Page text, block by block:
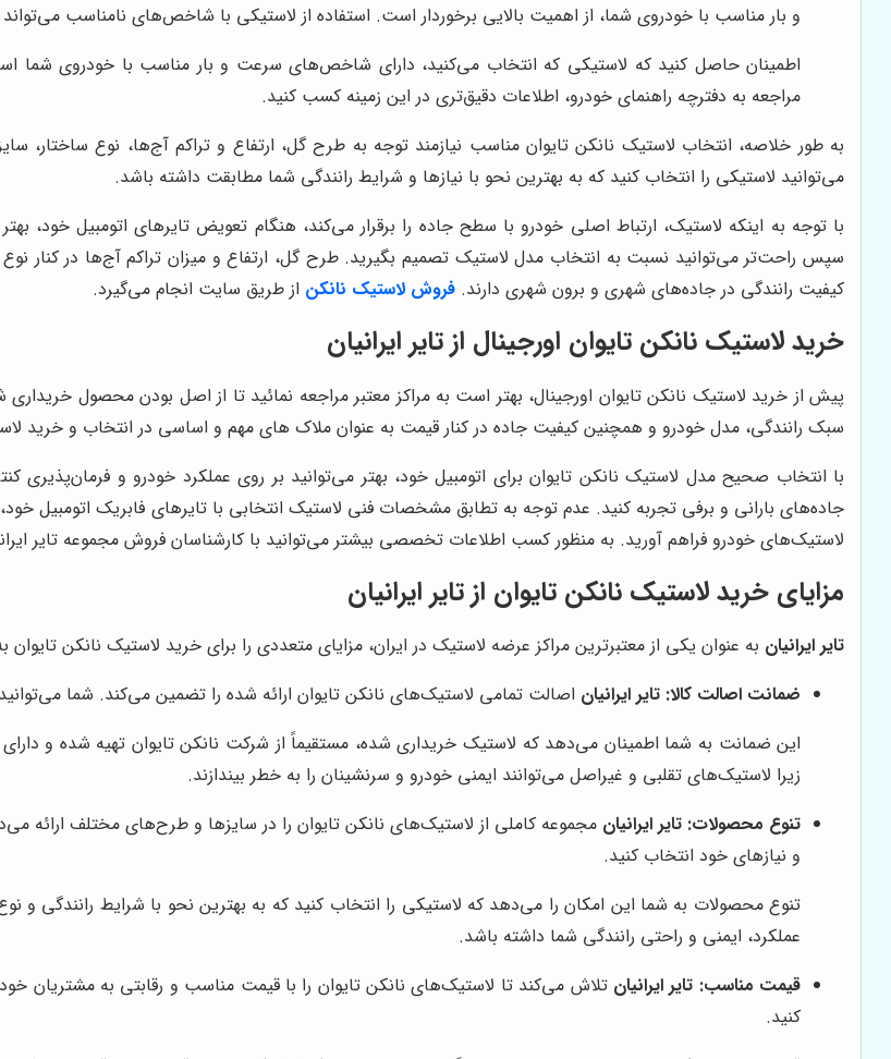
و بار مناسب با خودروی شما، از اهمیت بالایی برخوردار است. استفاده از لاستیکی با شاخص‌های نامناسب
اطمینان حاصل کنید که لاستیکی که انتخاب می‌کنید، دارای شاخص‌های سرعت و بار مناسب با خودروی شما
مراجعه به دفترچه راهنمای خودرو، اطلاعات دقیق‌تری در این زمینه کسب کنید.
به طور خلاصه، انتخاب لاستیک نانکن تایوان مناسب نیازمند توجه به طرح گل، ارتفاع و تراکم آج‌ها، نوع
می‌توانید لاستیکی را انتخاب کنید که به بهترین نحو با نیازها و شرایط رانندگی شما مطابقت داشته باشد.
با توجه به اینکه لاستیک، ارتباط اصلی خودرو با سطح جاده را برقرار می‌کند، هنگام تعویض تایرهای اتومبیل خود،
سپس راحت‌تر می‌توانید نسبت به انتخاب مدل لاستیک تصمیم بگیرید. طرح گل، ارتفاع و میزان تراکم آج‌ها در کنار نوع
کیفیت رانندگی در جاده‌های شهری و برون شهری دارند. فروش لاستیک نانکن از طریق سایت انجام می‌گیرد.
خرید لاستیک نانکن تایوان اورجینال از تایر ایرانیان
پیش از خرید لاستیک نانکن تایوان اورجینال، بهتر است به مراکز معتبر مراجعه نمائید تا از اصل بودن محصول
سبک رانندگی، مدل خودرو و همچنین کیفیت جاده در کنار قیمت به عنوان ملاک های مهم و اساسی در انتخاب و خرید
با انتخاب صحیح مدل لاستیک نانکن تایوان برای اتومبیل خود، بهتر می‌توانید بر روی عملکرد خودرو و فرمان‌پذیری
جاده‌های بارانی و برفی تجربه کنید. عدم توجه به تطابق مشخصات فنی لاستیک انتخابی با تایرهای فابریک اتومبیل
لاستیک‌های خودرو فراهم آورید. به منظور کسب اطلاعات تخصصی بیشتر می‌توانید با کارشناسان فروش مجموعه تایر
مزایای خرید لاستیک نانکن تایوان از تایر ایرانیان
تایر ایرانیان به عنوان یکی از معتبرترین مراکز عرضه لاستیک در ایران، مزایای متعددی را برای خرید لاستیک نانکن تایوان
ضمانت اصالت کالا: تایر ایرانیان اصالت تمامی لاستیک‌های نانکن تایوان ارائه شده را تضمین می‌کند. شما
این ضمانت به شما اطمینان می‌دهد که لاستیک خریداری شده، مستقیماً از شرکت نانکن تایوان تهیه شده و
زیرا لاستیک‌های تقلبی و غیراصل می‌توانند ایمنی خودرو و سرنشینان را به خطر بیندازند.
تنوع محصولات: تایر ایرانیان مجموعه کاملی از لاستیک‌های نانکن تایوان را در سایزها و طرح‌های مختلف ارائه
و نیازهای خود انتخاب کنید.
تنوع محصولات به شما این امکان را می‌دهد که لاستیکی را انتخاب کنید که به بهترین نحو با شرایط رانندگی و
عملکرد، ایمنی و راحتی رانندگی شما داشته باشد.
قیمت مناسب: تایر ایرانیان تلاش می‌کند تا لاستیک‌های نانکن تایوان را با قیمت مناسب و رقابتی به مشتریان
کنید.